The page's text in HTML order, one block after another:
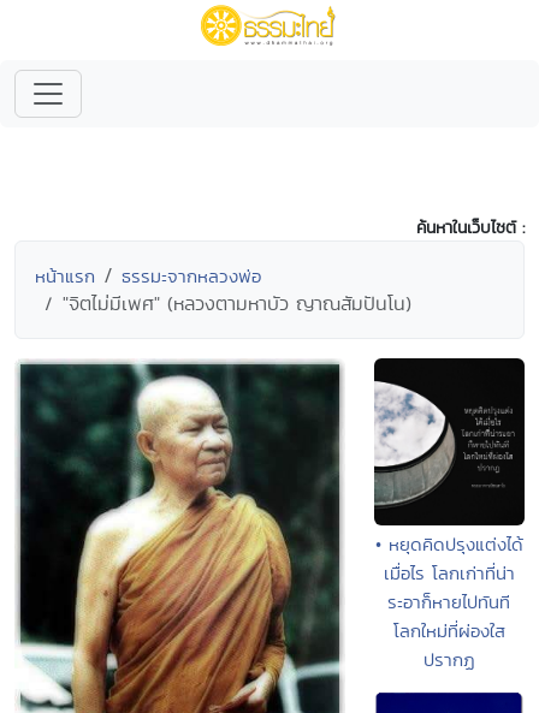
ค้นหาในเว็บไซต์ :
หน้าแรก ธรรมะจากหลวงพ่อ
"จิตไม่มีเพศ" (หลวงตามหาบัว ญาณสัมปันโน)
• หยุดคิดปรุงแต่งได้
เมื่อไร โลกเก่าที่น่า
ระอาก็หายไปทันที
โลกใหม่ที่ผ่องใส
ปรากฏ